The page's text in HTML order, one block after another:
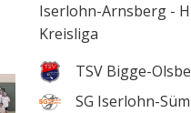
Iserlohn-Arnsberg -
Kreisliga
SG Iserlohn-